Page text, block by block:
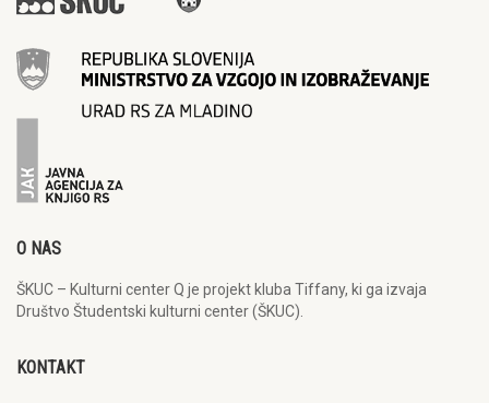
O NAS
ŠKUC – Kulturni center Q je projekt kluba Tiffany, ki ga izvaja
Društvo Študentski kulturni center (ŠKUC).
KONTAKT